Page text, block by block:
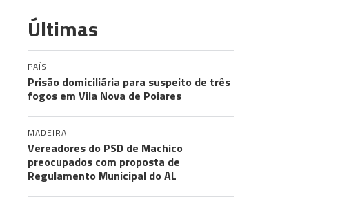
Últimas
PAÍS
Prisão domiciliária para suspeito de três
fogos em Vila Nova de Poiares
MADEIRA
Vereadores do PSD de Machico
preocupados com proposta de
Regulamento Municipal do AL